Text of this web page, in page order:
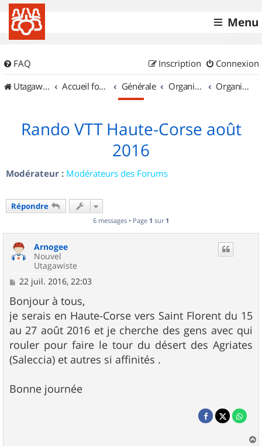
Menu
FAQ Connexion
Inscription
UtagawaVTT (Randos VTT et VTTAE avec traces GPS)
Accueil forum Générale Organisation de sorties & Recherche de partenaires Organisation de sorties en région Corse
Rando VTT Haute-Corse août
2016
Modérateur : Modérateurs des Forums
Répondre
6 messages • Page 1 sur 1
Arnogee
Nouvel
Utagawiste
M
s
s
a
g
e
22 juil. 2016, 22:03
Bonjour à tous,
je serais en Haute-Corse vers Saint Florent du 15
au 27 août 2016 et je cherche des gens avec qui
rouler pour faire le tour du désert des Agriates
(Saleccia) et autres si affinités .
Bonne journée